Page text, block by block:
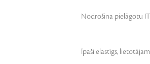
Nodrošina pielāgotu
Īpaši elastīgs,